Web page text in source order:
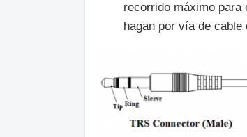
recorrido máximo
hagan por vía de cable